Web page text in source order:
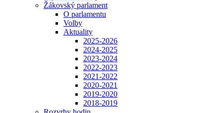
Žákovský parlament
O parlamentu
Volby
Aktuality
2025-2026
2024-2025
2023-2024
2022-2023
2021-2022
2020-2021
2019-2020
2018-2019